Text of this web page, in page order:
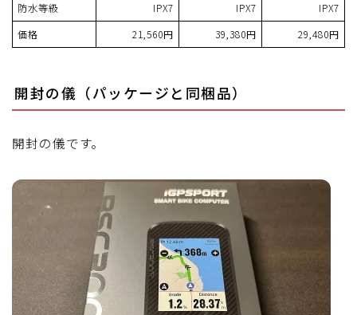
防水等級 IPX7 IPX7
IPX7
価格
21,560円 39,380円 29,480円
開封の儀（パッケージと同梱品）
開封の儀です。